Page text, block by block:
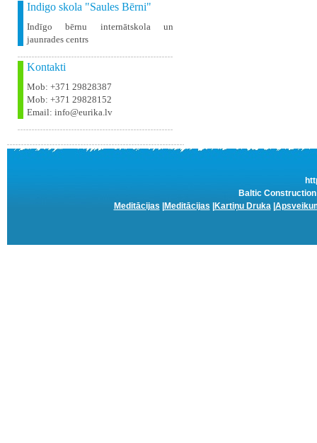
Indigo skola "Saules Bērni"
Indīgo bērnu internātskola un
jaunrades centrs
Kontakti
Mob: +371 29828387
Mob: +371 29828152
Email: info@eurika.lv
Baltic
Meditācijas
Meditācijas Kartiņu Druka|